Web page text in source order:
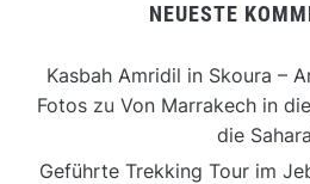
NEUESTE
Kasbah Amridil in Skoura –
Fotoszu Von Marrakech in
die
Geführte Trekking Tour im